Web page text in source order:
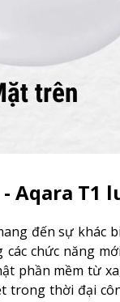
Aqara T1
đến sự khác
chức năng
phần mềm từ
trong thời đại